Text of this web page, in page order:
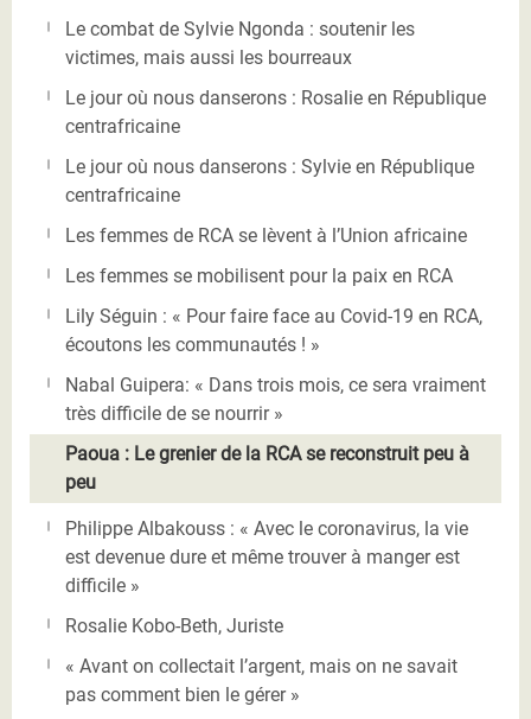
Le combat de Sylvie Ngonda : soutenir les
victimes, mais aussi les bourreaux
Le jour où nous danserons : Rosalie en République
centrafricaine
Le jour où nous danserons : Sylvie en République
centrafricaine
Les femmes de RCA se lèvent à l’Union africaine
Les femmes se mobilisent pour la paix en RCA
Lily Séguin : « Pour faire face au Covid-19 en RCA,
écoutons les communautés ! »
Nabal Guipera: « Dans trois mois, ce sera vraiment
très difficile de se nourrir »
Paoua : Le grenier de la RCA se reconstruit peu à
peu
Philippe Albakouss : « Avec le coronavirus, la vie
est devenue dure et même trouver à manger est
difficile »
Rosalie Kobo-Beth, Juriste
« Avant on collectait l’argent, mais on ne savait
pas comment bien le gérer »